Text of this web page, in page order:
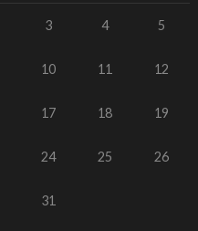
3 4 5
10 11 12
17 18 19
24 25 26
31